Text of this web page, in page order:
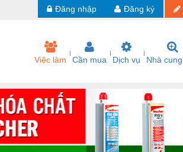
Đăng ký
Đăng nhập
Việc làm Cần mua Dịch vụ Nhà